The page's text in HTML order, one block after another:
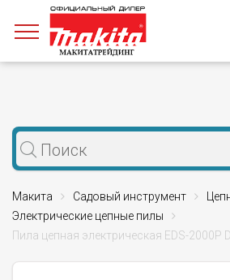
Макита Садовый инструмент
Электрические цепные пилы
Пила цепная электрическая EDS-2000P